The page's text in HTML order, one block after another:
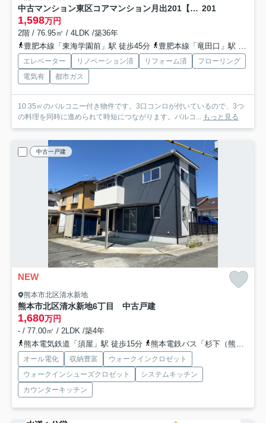
中古マンション東区コアマンション月出201【月出小・錦ヶ丘中】 201
1,598万円
2階 / 76.95㎡ / 4LDK /築36年
豊肥本線「東海学園前」駅 徒歩45分
豊肥本線「竜田口」駅 徒歩58分
エレベーター リノベーション済 リフォーム済
フローリング
電気有
都市ガス
10.35㎡のバルコニー付き物件です。3口コンロが付いているので、3つ
の料理を同時に進められて時短につながります。バルコ... もっと見る
中古一戸建
NEW
熊本市北区清水新地
熊本市北区清水新地6丁目 中古戸建
1,680万円
- / 77.00㎡ / 2LDK /築4年
熊本電気鉄道「須屋」駅 徒歩15分
熊本電鉄バス「杉下（熊本県）」バス停下車 徒歩2分
オール電化 収納豊富
ウォークインクロゼット
ウォークインシューズクロゼット
システムキッチン
カウンターキッチン